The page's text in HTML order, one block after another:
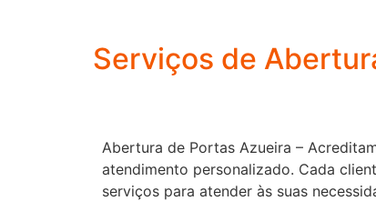
Serviços de
Abertura de Portas Azueira –
atendimento personalizado. Cada
serviços para atender às suas